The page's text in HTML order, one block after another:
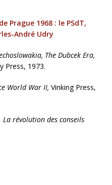
Prague 1968 : le PSdT,
André Udry
The Dubcek Era,
Press, 1973.
World War II, Vinking Press,
La révolution des conseils